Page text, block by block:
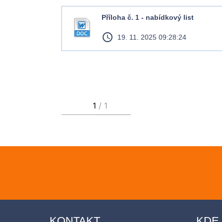
Příloha č. 1 - nabídkový list
access_time 19. 11. 2025 09:28:24